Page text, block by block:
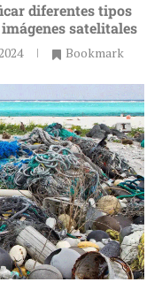
diferentes tipos
satelitales
Bookmark